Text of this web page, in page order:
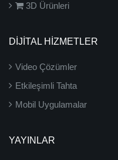
3D Ürünleri
DİJİTAL HİZMETLER
Video Çözümler
Etkileşimli Tahta
Mobil Uygulamalar
YAYINLAR